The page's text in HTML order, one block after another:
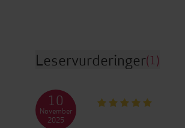
Leservurderinger(1)
10
November
2025